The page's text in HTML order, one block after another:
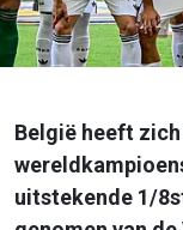
België heeft
uitstekende 1/